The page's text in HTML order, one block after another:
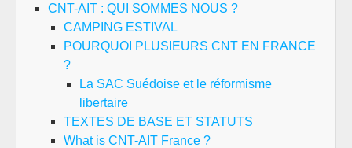
CNT-AIT : QUI SOMMES NOUS ?
CAMPING ESTIVAL
POURQUOI PLUSIEURS CNT EN FRANCE
?
La SAC Suédoise et le réformisme
libertaire
TEXTES DE BASE ET STATUTS
What is CNT-AIT France ?